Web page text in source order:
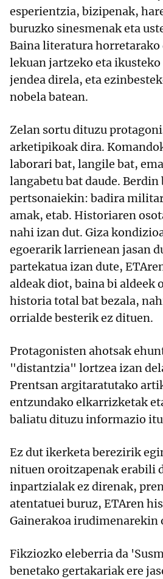
esperientzia, bizipenak,
buruzko sinesmenak eta
Baina literatura horretarako
lekuan jartzeko eta ikusteko
jendea direla, eta
nobela batean.
Zelan sortu dituzu
arketipikoak dira.
laborari bat, langile bat,
langabetu bat daude. Berdin
pertsonaiekin: badira
amak, etab. Historiaren
nahi izan dut. Giza
egoerarik larrienean jasan
partekatua izan dute,
aldeak diot, baina bi aldeek
historia total bat bezala,
orrialde besterik ez dituen.
Protagonisten ahotsak
"distantzia" lortzea izan
Prentsan argitaratutako
entzundako elkarrizketak
baliatu dituzu informazio
Ez dut ikerketa berezirik
nituen oroitzapenak erabili
inpartzialak ez direnak,
atentatuei buruz, ETAren
Gainerakoa irudimenarekin
Fikziozko eleberria da
benetako gertakariak ere